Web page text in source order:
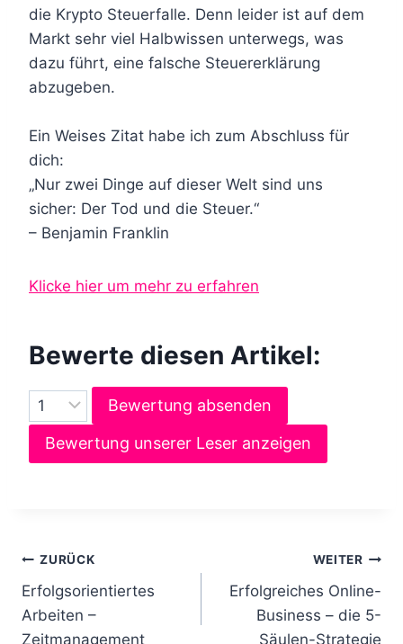
die Krypto Steuerfalle. Denn leider ist auf dem
Markt sehr viel Halbwissen unterwegs, was
dazu führt, eine falsche Steuererklärung
abzugeben.
Ein Weises Zitat habe ich zum Abschluss für
dich:
„Nur zwei Dinge auf dieser Welt sind uns
sicher: Der Tod und die Steuer.“
– Benjamin Franklin
Klicke hier um mehr zu erfahren
Bewerte diesen Artikel:
Bewertung absenden
Bewertung unserer Leser anzeigen
B
e
ZURÜCK
Erfolgsorientiertes
Arbeiten –
Zeitmanagement
WEITER
Erfolgreiches Online-
Business – die 5-
Säulen-Strategie